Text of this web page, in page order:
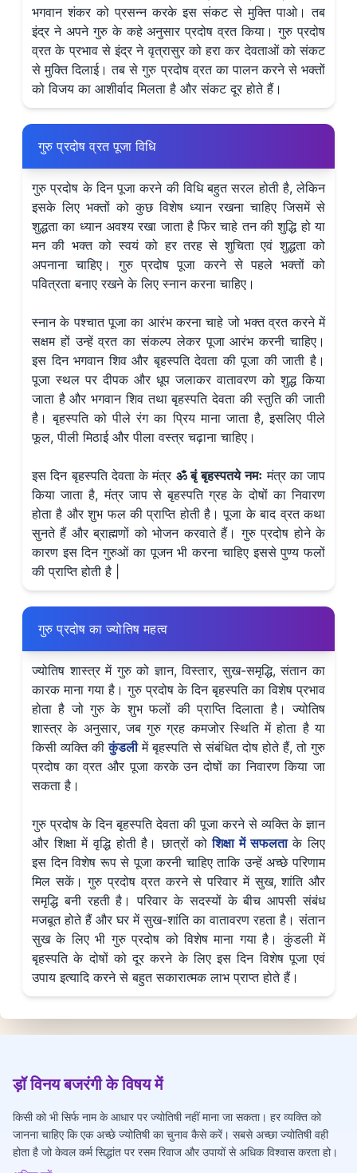
भगवान शंकर को प्रसन्न करके इस संकट से मुक्ति पाओ। तब
इंद्र ने अपने गुरु के कहे अनुसार प्रदोष व्रत किया। गुरु प्रदोष
व्रत के प्रभाव से इंद्र ने वृत्रासुर को हरा कर देवताओं को संकट
से मुक्ति दिलाई। तब से गुरु प्रदोष व्रत का पालन करने से भक्तों
को विजय का आशीर्वाद मिलता है और संकट दूर होते हैं।
गुरु प्रदोष व्रत पूजा विधि
गुरु प्रदोष के दिन पूजा करने की विधि बहुत सरल होती है, लेकिन
इसके लिए भक्तों को कुछ विशेष ध्यान रखना चाहिए जिसमें से
शुद्धता का ध्यान अवश्य रखा जाता है फिर चाहे तन की शुद्धि हो या
मन की भक्त को स्वयं को हर तरह से शुचिता एवं शुद्धता को
अपनाना चाहिए। गुरु प्रदोष पूजा करने से पहले भक्तों को
पवित्रता बनाए रखने के लिए स्नान करना चाहिए।
स्नान के पश्चात पूजा का आरंभ करना चाहे जो भक्त व्रत करने में
सक्षम हों उन्हें व्रत का संकल्प लेकर पूजा आरंभ करनी चाहिए।
इस दिन भगवान शिव और बृहस्पति देवता की पूजा की जाती है।
पूजा स्थल पर दीपक और धूप जलाकर वातावरण को शुद्ध किया
जाता है और भगवान शिव तथा बृहस्पति देवता की स्तुति की जाती
है। बृहस्पति को पीले रंग का प्रिय माना जाता है, इसलिए पीले
फूल, पीली मिठाई और पीला वस्त्र चढ़ाना चाहिए।
इस दिन बृहस्पति देवता के मंत्र ॐ बृं बृहस्पतये नमः मंत्र का जाप
किया जाता है, मंत्र जाप से बृहस्पति ग्रह के दोषों का निवारण
होता है और शुभ फल की प्राप्ति होती है। पूजा के बाद व्रत कथा
सुनते हैं और ब्राह्मणों को भोजन करवाते हैं। गुरु प्रदोष होने के
कारण इस दिन गुरुओं का पूजन भी करना चाहिए इससे पुण्य फलों
की प्राप्ति होती है |
गुरु प्रदोष का ज्योतिष महत्व
ज्योतिष शास्त्र में गुरु को ज्ञान, विस्तार, सुख-समृद्धि, संतान का
कारक माना गया है। गुरु प्रदोष के दिन बृहस्पति का विशेष प्रभाव
होता है जो गुरु के शुभ फलों की प्राप्ति दिलाता है। ज्योतिष
शास्त्र के अनुसार, जब गुरु ग्रह कमजोर स्थिति में होता है या
किसी व्यक्ति कीकुंडलीमें बृहस्पति से संबंधित दोष होते हैं, तो गुरु
प्रदोष का व्रत और पूजा करके उन दोषों का निवारण किया जा
सकता है।
गुरु प्रदोष के दिन बृहस्पति देवता की पूजा करने से व्यक्ति के ज्ञान
और शिक्षा में वृद्धि होती है। छात्रों कोशिक्षा में सफलताके लिए
इस दिन विशेष रूप से पूजा करनी चाहिए ताकि उन्हें अच्छे परिणाम
मिल सकें। गुरु प्रदोष व्रत करने से परिवार में सुख, शांति और
समृद्धि बनी रहती है। परिवार के सदस्यों के बीच आपसी संबंध
मजबूत होते हैं और घर में सुख-शांति का वातावरण रहता है। संतान
सुख के लिए भी गुरु प्रदोष को विशेष माना गया है। कुंडली में
बृहस्पति के दोषों को दूर करने के लिए इस दिन विशेष पूजा एवं
उपाय इत्यादि करने से बहुत सकारात्मक लाभ प्राप्त होते हैं।
ड़ॉ विनय बजरंगी के विषय में
किसी को भी सिर्फ नाम के आधार पर ज्योतिषी नहीं माना जा सकता। हर व्यक्ति को
जानना चाहिए कि एक अच्छे ज्योतिषी का चुनाव कैसे करें। सबसे अच्छा ज्योतिषी वही
होता है जो केवल कर्म सिद्धांत पर रसम रिवाज और उपायों से अधिक विश्वास करता हो।